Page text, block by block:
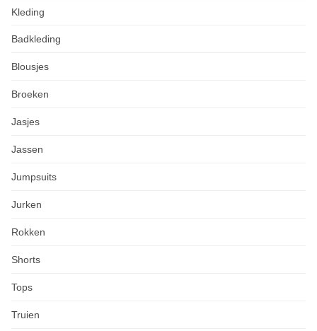
Kleding
Badkleding
Blousjes
Broeken
Jasjes
Jassen
Jumpsuits
Jurken
Rokken
Shorts
Tops
Truien